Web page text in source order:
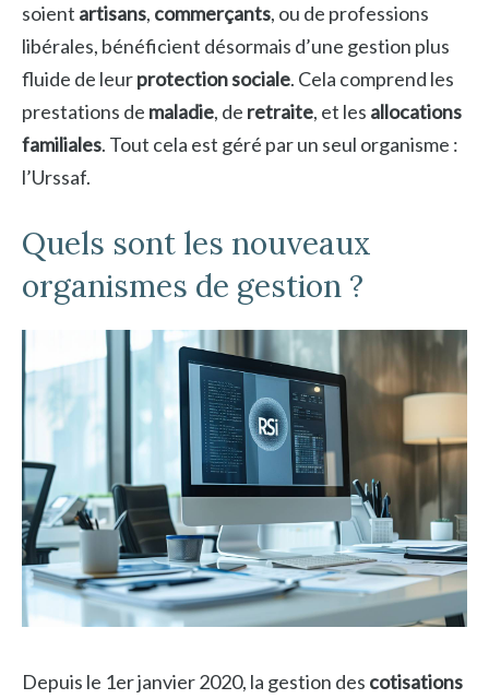
soient artisans, commerçants, ou de professions
libérales, bénéficient désormais d’une gestion plus
fluide de leurprotection sociale. Cela comprend les
prestations de maladie, de retraite, et les allocations
familiales. Tout cela est géré par un seul organisme :
l’Urssaf.
Quels sont les nouveaux
organismes de gestion ?
Depuis le 1er janvier 2020, la gestion des cotisations